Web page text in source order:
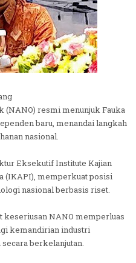
(NANO) resmi menunjuk Fauka
baru, menandai langkah
nasional.
Eksekutif Institute Kajian
(IKAPI), memperkuat posisi
nasional berbasis riset.
keseriusan NANO memperluas
kemandirian industri
berkelanjutan.